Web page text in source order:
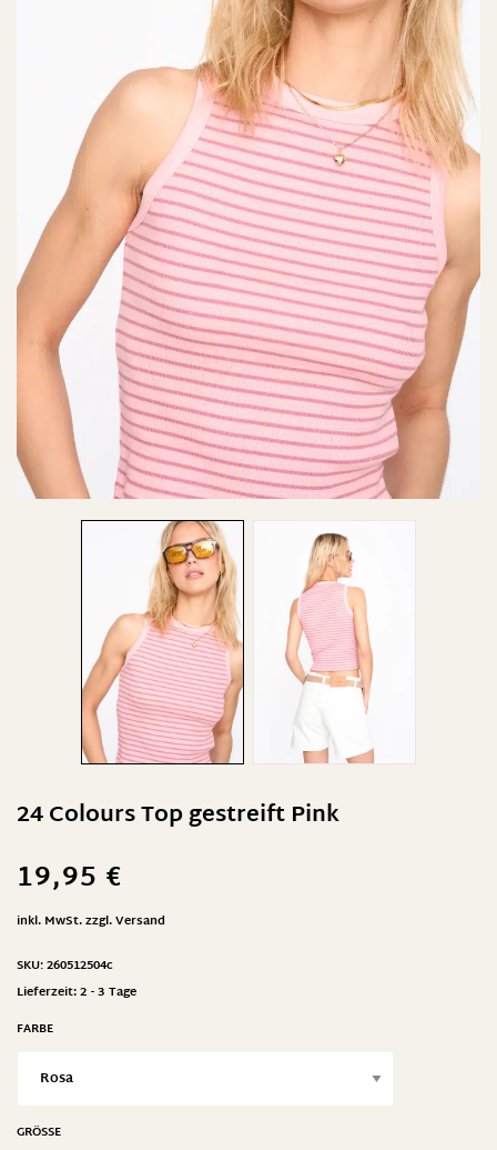
24 Colours Top gestreift Pink
19,95 €
inkl. MwSt.zzgl.Versand
SKU:260512504c
Lieferzeit:2 - 3 Tage
FARBE
GRÖSSE